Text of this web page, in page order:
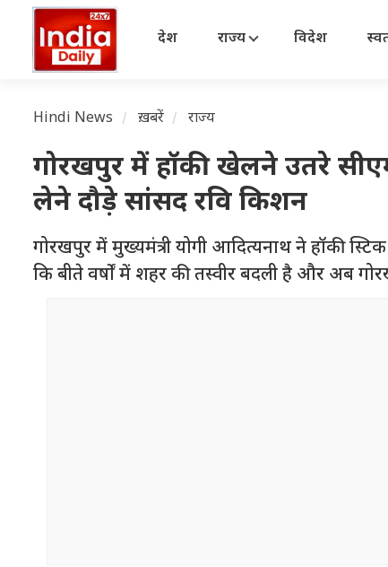
देश राज्य विदेश
Hindi News ख़बरें राज्य
गोरखपुर में हॉकी खेलने उतरे
लेने दौड़े सांसद रवि किशन
गोरखपुर में मुख्यमंत्री योगी आदित्यनाथ ने हॉकी
कि बीते वर्षों में शहर की तस्वीर बदली है और अब